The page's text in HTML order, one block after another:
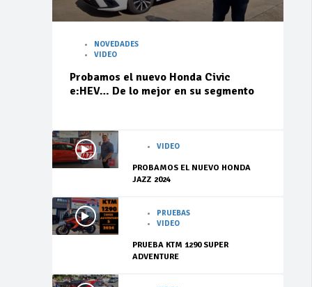
NOVEDADES
VIDEO
Probamos el nuevo Honda Civic
e:HEV… De lo mejor en su segmento
VIDEO
PROBAMOS EL NUEVO HONDA
JAZZ 2024
PRUEBAS
VIDEO
PRUEBA KTM 1290 SUPER
ADVENTURE